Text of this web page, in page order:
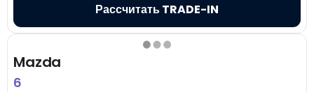
Рассчитать TRADE-IN
Mazda
6